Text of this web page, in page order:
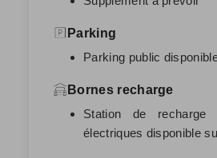
Parking
Parking public
Bornes recharge
Station de recharge
électriques disponible